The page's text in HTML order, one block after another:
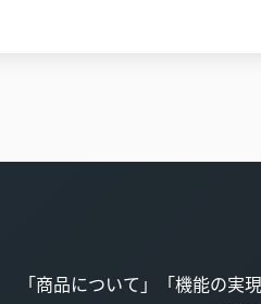
「商品について」「機能の実